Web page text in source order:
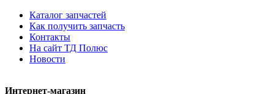
Каталог запчастей
Как получить запчасть
Контакты
На сайт ТД Полюс
Новости
Интернет-магазин